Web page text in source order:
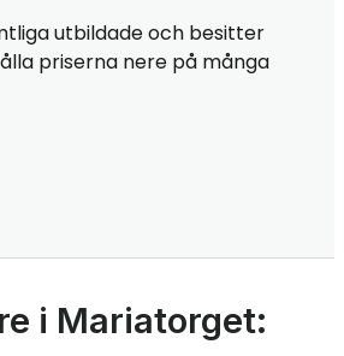
utbildade och besitter
priserna nere på många
i Mariatorget: